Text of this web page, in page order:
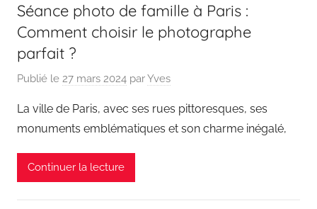
Séance photo de famille à Paris :
Comment choisir le photographe
parfait ?
Publié le 27 mars 2024 parYves
La ville de Paris, avec ses rues pittoresques, ses
monuments emblématiques et son charme inégalé,
Continuer la lecture